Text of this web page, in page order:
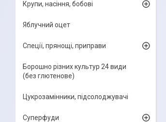
Крупи, насіння, бобові
Яблучний оцет
Спеції, прянощі, приправи
Борошно різних культур 24 види
(без глютенове)
Цукрозамінники, підсолоджувачі
Суперфуди